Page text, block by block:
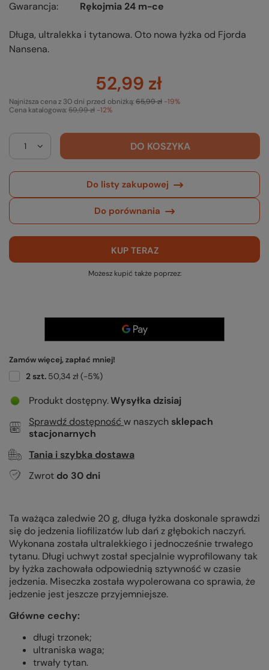
Gwarancja
Rękojmia 24 m-ce
Długa, ultralekka i tytanowa. Oto nowa łyżka od Fjorda
Nansena.
52,99 zł
Cena katalogowa:59,99 zł -12%
Najniższa cena z 30 dni przed obniżką:65,99 zł -19%
DO KOSZYKA
Do listy zakupowej
Do porównania
KUP TERAZ
Możesz kupić także poprzez:
Zamów więcej, zapłać mniej!
2szt. 50,34 zł(-5%)
Produkt dostępny Wysyłka dzisiaj
Sprawdź dostępność w naszych sklepach
stacjonarnych
Tania i szybka dostawa
Zwrot do 30 dni
Ta ważąca zaledwie 20 g, długa łyżka doskonale sprawdzi
się do jedzenia liofilizatów lub dań z głębokich naczyń.
Wykonana została ultralekkiego i jednocześnie trwałego
tytanu. Długi uchwyt został specjalnie wyprofilowany tak
by łyżka zachowała odpowiednią sztywność w czasie
jedzenia. Miseczka została wypolerowana co sprawia, że
jedzenie jest jeszcze przyjemniejsze.
Główne cechy:
długi trzonek;
ultraniska waga;
trwały tytan.